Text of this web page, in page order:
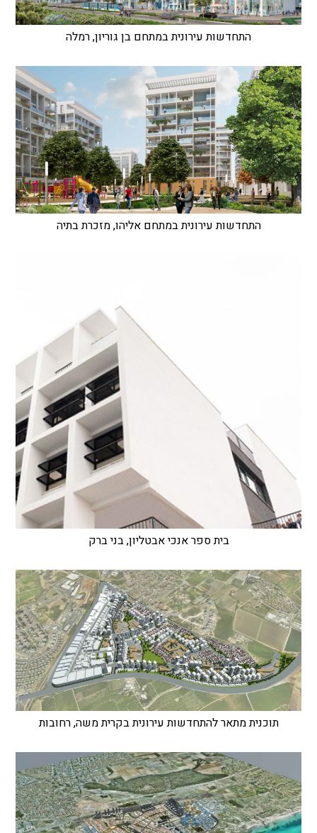
התחדשות עירונית במתחם בן גוריון, רמלה
התחדשות עירונית במתחם אליהו, מזכרת בתיה
בית ספר אנכי אבטליון, בני ברק
תוכנית מתאר להתחדשות עירונית בקרית משה, רחובות